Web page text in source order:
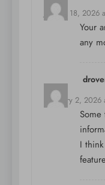
January 18, 2026
Your
any
February 2,
I